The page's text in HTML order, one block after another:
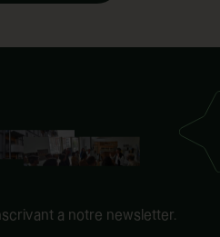
a notre newsletter.